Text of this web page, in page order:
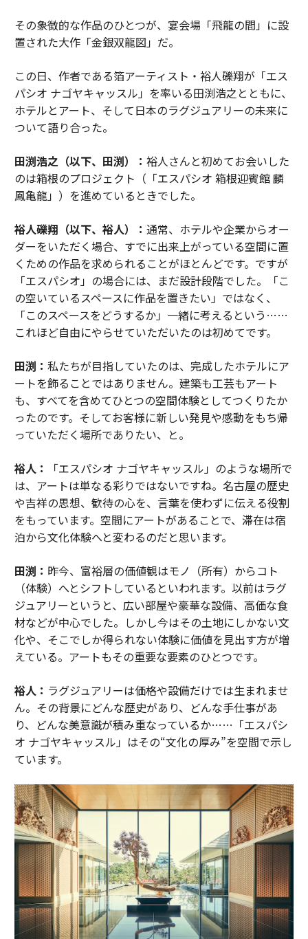
その象徴的な作品のひとつが、宴会場「飛龍の間」に設
置された大作「金銀双龍図」だ。
この日、作者である箔アーティスト・裕人礫翔が「エス
パシオ ナゴヤキャッスル」を率いる田渕浩之とともに、
ホテルとアート、そして日本のラグジュアリーの未来に
ついて語り合った。
田渕浩之（以下、田渕）： 裕人さんと初めてお会いした
のは箱根のプロジェクト（「エスパシオ 箱根迎賓館 麟
鳳亀龍」）を進めているときでした。
裕人礫翔（以下、裕人）： 通常、ホテルや企業からオー
ダーをいただく場合、すでに出来上がっている空間に置
くための作品を求められることがほとんどです。ですが
「エスパシオ」の場合には、まだ設計段階でした。「こ
の空いているスペースに作品を置きたい」ではなく、
「このスペースをどうするか」一緒に考えるという……
これほど自由にやらせていただいたのは初めてです。
田渕： 私たちが目指していたのは、完成したホテルにア
ートを飾ることではありません。建築も工芸もアート
も、すべてを含めてひとつの空間体験としてつくりたか
ったのです。そしてお客様に新しい発見や感動をもち帰
っていただく場所でありたい、と。
裕人：
「エスパシオ ナゴヤキャッスル」のような場所で
は、アートは単なる彩りではないですね。名古屋の歴史
や吉祥の思想、歓待の心を、言葉を使わずに伝える役割
をもっています。空間にアートがあることで、滞在は宿
泊から文化体験へと変わるのだと思います。
田渕： 昨今、富裕層の価値観はモノ（所有）からコト
（体験）へとシフトしているといわれます。以前はラグ
ジュアリーというと、広い部屋や豪華な設備、高価な食
材などが中心でした。しかし今はその土地にしかない文
化や、そこでしか得られない体験に価値を見出す方が増
えている。アートもその重要な要素のひとつです。
裕人： ラグジュアリーは価格や設備だけでは生まれませ
ん。その背景にどんな歴史があり、どんな手仕事があ
り、どんな美意識が積み重なっているか……「エスパシ
オ ナゴヤキャッスル」はその“文化の厚み”を空間で示し
ています。